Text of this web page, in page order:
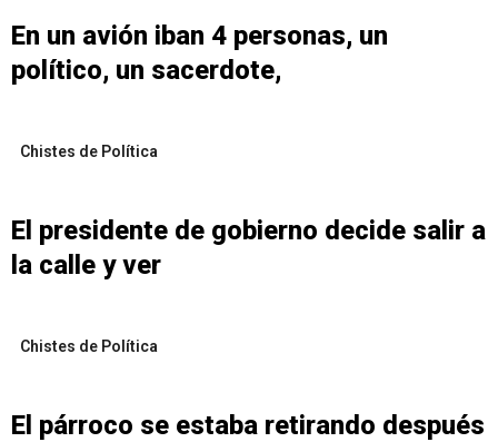
En un avión iban 4 personas, un
político, un sacerdote,
Chistes de Política
El presidente de gobierno decide salir a
la calle y ver
Chistes de Política
El párroco se estaba retirando después